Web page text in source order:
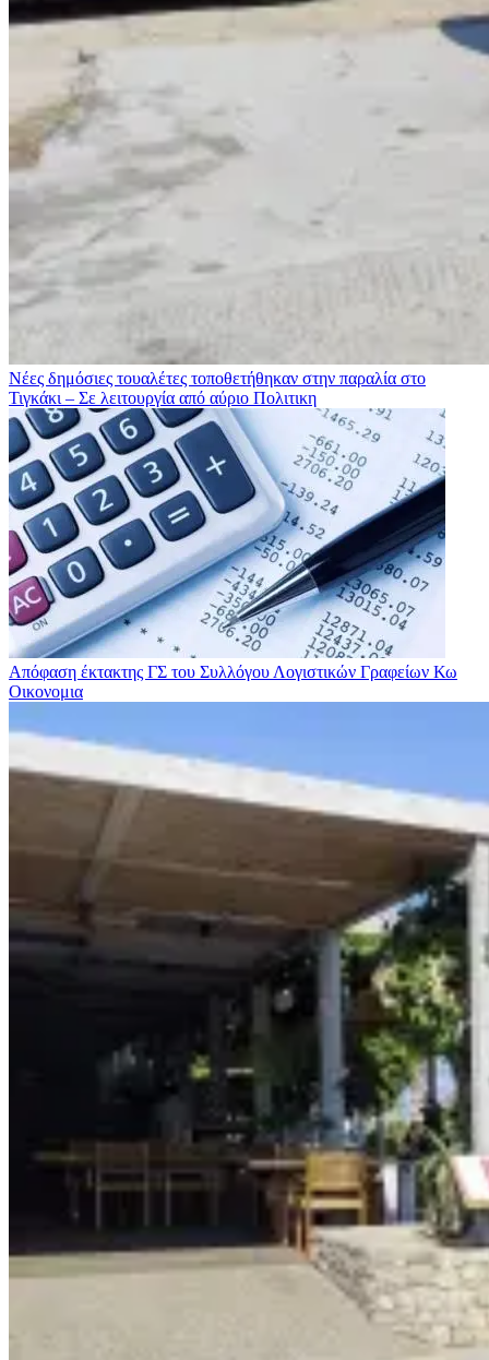
Νέες δημόσιες τουαλέτες τοποθετήθηκαν στην παραλία στο
Τιγκάκι – Σε λειτουργία από αύριο Πολιτικη
Απόφαση έκτακτης ΓΣ του Συλλόγου Λογιστικών Γραφείων Κω
Οικονομια